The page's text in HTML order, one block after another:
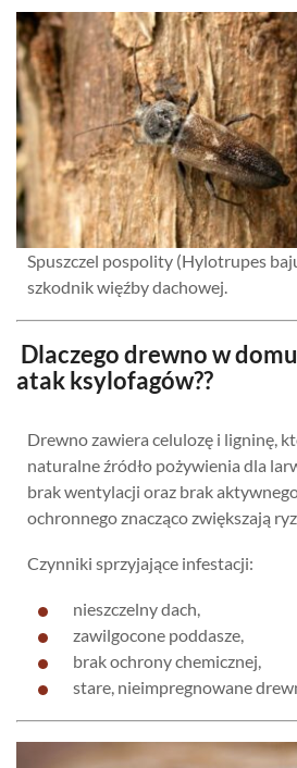
Spuszczel pospolity (Hylotrupes
szkodnik więźby dachowej.
Dlaczego drewno w
atak ksylofagów??
Drewno zawiera celulozę i ligninę,
naturalne źródło pożywienia dla
brak wentylacji oraz brak
ochronnego znacząco zwiększają
Czynniki sprzyjające infestacji:
nieszczelny dach,
zawilgocone poddasze,
brak ochrony chemicznej,
stare, nieimpregnowane